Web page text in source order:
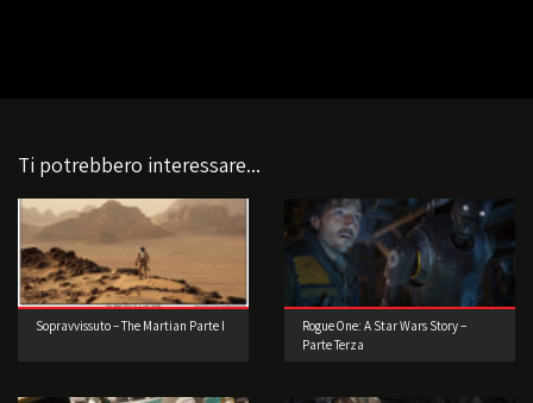
Ti potrebbero interessare...
Sopravvissuto – The Martian Parte I
Rogue One: A Star Wars Story –
Parte Terza